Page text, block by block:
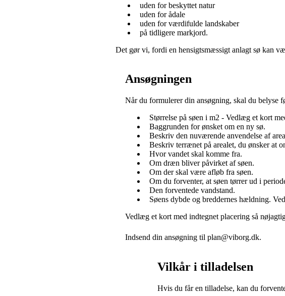
uden for beskyttet natur
uden for ådale
uden for værdifulde landskaber
på tidligere markjord.
Det gør vi, fordi en hensigtsmæssigt anlagt sø kan
Ansøgningen
Når du formulerer din ansøgning, skal du belyse
Størrelse på søen i m2 - Vedlæg et kort
Baggrunden for ønsket om en ny sø.
Beskriv den nuværende anvendelse af
Beskriv terrænet på arealet, du ønsker at
Hvor vandet skal komme fra.
Om dræn bliver påvirket af søen.
Om der skal være afløb fra søen.
Om du forventer, at søen tørrer ud i
Den forventede vandstand.
Søens dybde og breddernes hældning.
Vedlæg et kort med indtegnet placering så
Indsend din ansøgning til plan@viborg.dk.
Vilkår i tilladelsen
Hvis du får en tilladelse, kan du